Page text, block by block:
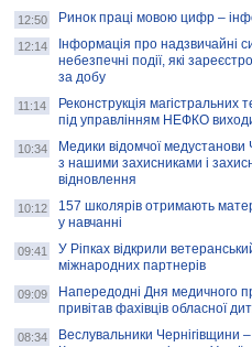
12:50 Ринок праці мовою цифр –
12:14
Інформація про надзвичайні
небезпечні події, які
за добу
11:14
Реконструкція магістральних
під управлінням НЕФКО
10:34
Медики відомчої
з нашими захисниками і
відновлення
10:12
157 школярів отримають
у навчанні
09:41
У Ріпках відкрили
міжнародних партнерів
09:09
Напередодні Дня медичного
привітав фахівців обласної
08:34
Веслувальники Чернігівщини